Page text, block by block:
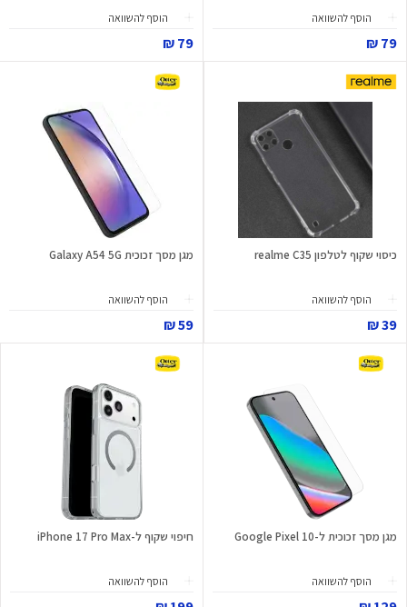
הוסף להשוואה
79 ₪
הוסף להשוואה
79 ₪
כיסוי שקוף לטלפון realme C35
הוסף להשוואה
39 ₪
מגן מסך זכוכית Galaxy A54 5G
הוסף להשוואה
59 ₪
מגן מסך זכוכית ל-Google Pixel 10
הוסף להשוואה
חיפוי שקוף ל-iPhone 17 Pro Max
הוסף להשוואה